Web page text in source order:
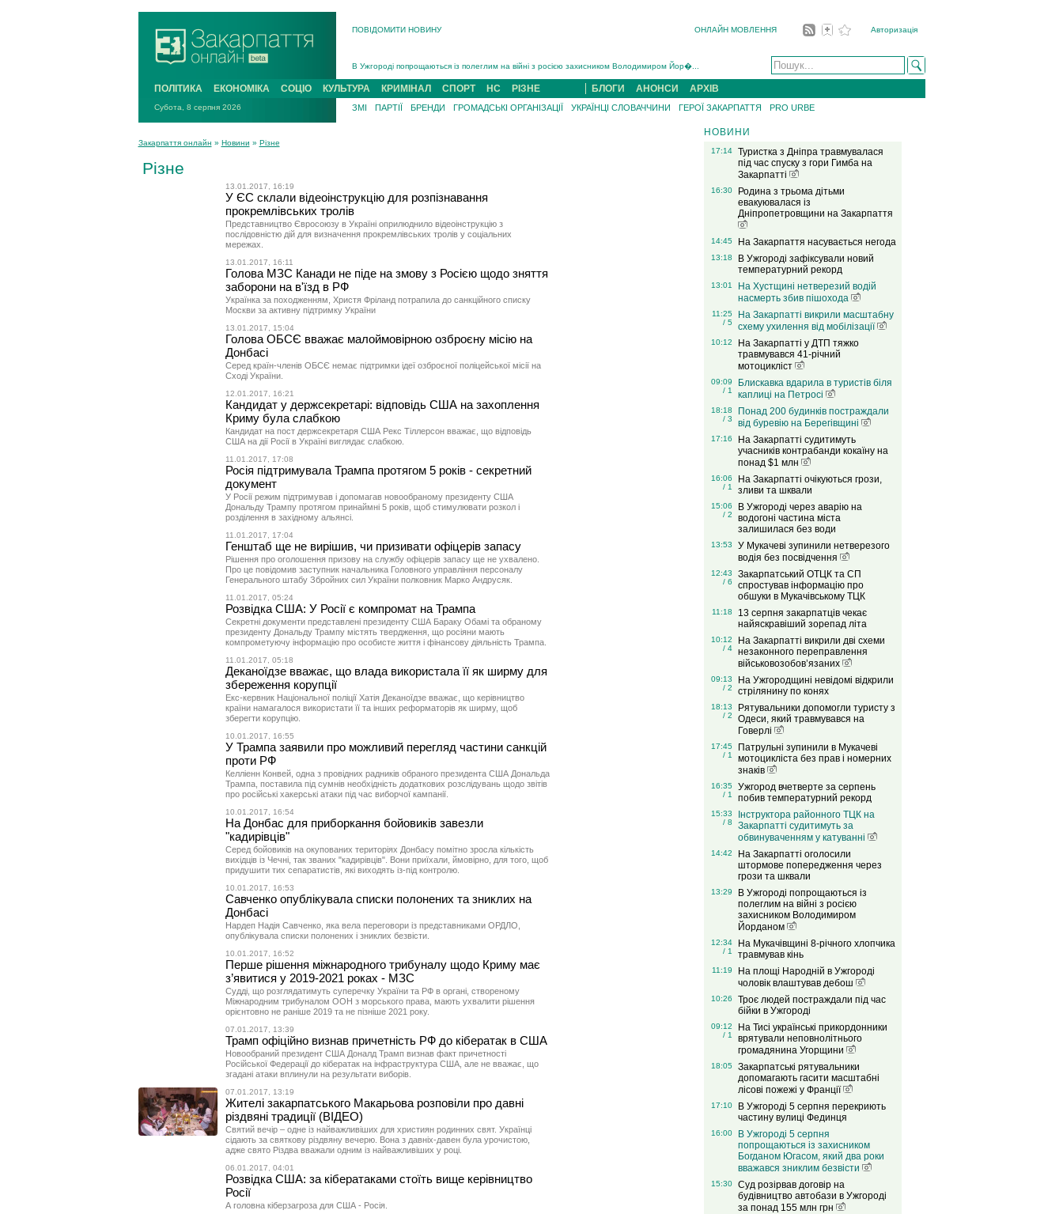
ПОВІДОМИТИ НОВИНУ ОНЛАЙН МОВЛЕННЯ Авторизація
В Ужгороді попрощаються із полеглим на війні з росією захисником Володимиром Йор�...
В Ужгороді 5 серпня попрощаються із захисником Богданом Югасом, який два роки �...
Підтвердили загибель захисника із Нанкова на Хустщині Юліана Гербея (ФОТО)[/gree...
На війні з рф поліг військовий з Виноградова Ігнат Роздяловський (ФОТО)...
ПОЛІТИКА ЕКОНОМІКА СОЦІО КУЛЬТУРА КРИМІНАЛ СПОРТ НС РІЗНЕ БЛОГИ АНОНСИ АРХІВ
Субота, 8 серпня 2026 ЗМІ ПАРТІЇ БРЕНДИ ГРОМАДСЬКІ ОРГАНІЗАЦІЇ УКРАЇНЦІ СЛОВАЧЧИНИ ГЕРОЇ ЗАКАРПАТТЯ PRO URBE
Закарпаття онлайн » Новини » Різне
Різне
13.01.2017, 16:19
У ЄС склали відеоінструкцію для розпізнавання
прокремлівських тролів
Представництво Євросоюзу в Україні оприлюднило відеоінструкцію з
послідовністю дій для визначення прокремлівських тролів у соціальних
мережах.
13.01.2017, 16:11
Голова МЗС Канади не піде на змову з Росією щодо зняття
заборони на в'їзд в РФ
Українка за походженням, Христя Фріланд потрапила до санкційного списку
Москви за активну підтримку України
13.01.2017, 15:04
Голова ОБСЄ вважає малоймовірною озброєну місію на
Донбасі
Серед країн-членів ОБСЄ немає підтримки ідеї озброєної поліцейської місії на
Сході України.
12.01.2017, 16:21
Кандидат у держсекретарі: відповідь США на захоплення
Криму була слабкою
Кандидат на пост держсекретаря США Рекс Тіллерсон вважає, що відповідь
США на дії Росії в Україні виглядає слабкою.
11.01.2017, 17:08
Росія підтримувала Трампа протягом 5 років - секретний
документ
У Росії режим підтримував і допомагав новообраному президенту США
Дональду Трампу протягом принаймні 5 років, щоб стимулювати розкол і
розділення в західному альянсі.
11.01.2017, 17:04
Генштаб ще не вирішив, чи призивати офіцерів запасу
Рішення про оголошення призову на службу офіцерів запасу ще не ухвалено.
Про це повідомив заступник начальника Головного управління персоналу
Генерального штабу Збройних сил України полковник Марко Андрусяк.
11.01.2017, 05:24
Розвідка США: У Росії є компромат на Трампа
Секретні документи представлені президенту США Бараку Обамі та обраному
президенту Дональду Трампу містять твердження, що росіяни мають
компрометуючу інформацію про особисте життя і фінансову діяльність Трампа.
11.01.2017, 05:18
Деканоїдзе вважає, що влада використала її як ширму для
збереження корупції
Екс-кервник Національної поліції Хатія Деканоїдзе вважає, що керівництво
країни намагалося використати її та інших реформаторів як ширму, щоб
зберегти корупцію.
10.01.2017, 16:55
У Трампа заявили про можливий перегляд частини санкцій
проти РФ
Келліенн Конвей, одна з провідних радників обраного президента США Дональда
Трампа, поставила під сумнів необхідність додаткових розслідувань щодо звітів
про російські хакерські атаки під час виборчої кампанії.
10.01.2017, 16:54
На Донбас для приборкання бойовиків завезли
"кадирівців"
Серед бойовиків на окупованих територіях Донбасу помітно зросла кількість
вихідців із Чечні, так званих "кадирівців". Вони приїхали, ймовірно, для того, щоб
придушити тих сепаратистів, які виходять із-під контролю.
10.01.2017, 16:53
Савченко опублікувала списки полонених та зниклих на
Донбасі
Нардеп Надія Савченко, яка вела переговори із представниками ОРДЛО,
опублікувала списки полонених і зниклих безвісти.
10.01.2017, 16:52
Перше рішення міжнародного трибуналу щодо Криму має
з’явитися у 2019-2021 роках - МЗС
Судді, що розглядатимуть суперечку України та РФ в органі, створеному
Міжнародним трибуналом ООН з морського права, мають ухвалити рішення
орієнтовно не раніше 2019 та не пізніше 2021 року.
07.01.2017, 13:39
Трамп офіційно визнав причетність РФ до кібератак в США
Новообраний президент США Доналд Трамп визнав факт причетності
Російської Федерації до кібератак на інфраструктура США, але не вважає, що
згадані атаки вплинули на результати виборів.
07.01.2017, 13:19
Жителі закарпатського Макарьова розповіли про давні
різдвяні традиції (ВІДЕО)
Святий вечір – одне із найважливіших для християн родинних свят. Українці
сідають за святкову різдвяну вечерю. Вона з давніх-давен була урочистою,
адже свято Різдва вважали одним із найважливіших у році.
06.01.2017, 04:01
Розвідка США: за кібератаками стоїть вище керівництво
Росії
А головна кіберзагроза для США - Росія.
НОВИНИ
17:14
Туристка з Дніпра травмувалася
під час спуску з гори Гимба на
Закарпатті
16:30
Родина з трьома дітьми
евакуювалася із
Дніпропетровщини на Закарпаття
14:45 На Закарпаття насувається негода
13:18
В Ужгороді зафіксували новий
температурний рекорд
13:01
На Хустщині нетверезий водій
насмерть збив пішохода
11:25
/ 5
На Закарпатті викрили масштабну
схему ухилення від мобілізації
10:12
На Закарпатті у ДТП тяжко
травмувався 41-річний
мотоцикліст
09:09
/ 1
Блискавка вдарила в туристів біля
каплиці на Петросі
18:18
/ 3
Понад 200 будинків постраждали
від буревію на Берегівщині
17:16
На Закарпатті судитимуть
учасників контрабанди кокаїну на
понад $1 млн
16:06
/ 1
На Закарпатті очікуються грози,
зливи та шквали
15:06
/ 2
В Ужгороді через аварію на
водогоні частина міста
залишилася без води
13:53
У Мукачеві зупинили нетверезого
водія без посвідчення
12:43
/ 6
Закарпатський ОТЦК та СП
спростував інформацію про
обшуки в Мукачівському ТЦК
11:18
13 серпня закарпатців чекає
найяскравіший зорепад літа
10:12
/ 4
На Закарпатті викрили дві схеми
незаконного переправлення
військовозобов’язаних
09:13
/ 2
На Ужгородщині невідомі відкрили
стрілянину по конях
18:13
/ 2
Рятувальники допомогли туристу з
Одеси, який травмувався на
Говерлі
17:45
/ 1
Патрульні зупинили в Мукачеві
мотоцикліста без прав і номерних
знаків
16:35
/ 1
Ужгород вчетверте за серпень
побив температурний рекорд
15:33
/ 8
Інструктора районного ТЦК на
Закарпатті судитимуть за
обвинуваченням у катуванні
14:42
На Закарпатті оголосили
штормове попередження через
грози та шквали
13:29
В Ужгороді попрощаються із
полеглим на війні з росією
захисником Володимиром
Йорданом
12:34
/ 1
На Мукачівщині 8-річного хлопчика
травмував кінь
11:19
На площі Народній в Ужгороді
чоловік влаштував дебош
10:26
Троє людей постраждали під час
бійки в Ужгороді
09:12
/ 1
На Тисі українські прикордонники
врятували неповнолітнього
громадянина Угорщини
18:05
Закарпатські рятувальники
допомагають гасити масштабні
лісові пожежі у Франції
17:10
В Ужгороді 5 серпня перекриють
частину вулиці Фединця
16:00
В Ужгороді 5 серпня
попрощаються із захисником
Богданом Югасом, який два роки
вважався зниклим безвісти
15:30
Суд розірвав договір на
будівництво автобази в Ужгороді
за понад 155 млн грн